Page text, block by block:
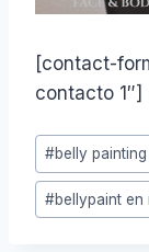
[contact-
contacto 1″]
Etiquetas
de
la
#belly
#bellypaint en